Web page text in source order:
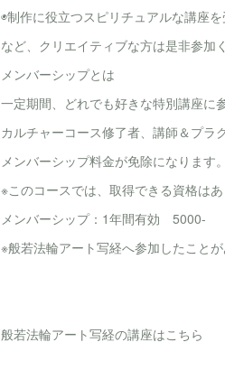
◉制作に役立つスピリチュアルな講座
など、クリエイティブな方は是非参加
メンバーシップとは
一定期間、どれでも好きな特別講座に
カルチャーコース修了者、講師＆プラ
メンバーシップ料金が免除になります。
※このコースでは、取得できる資格はあ
メンバーシップ：1年間有効 5000-
※般若法輪アート写経へ参加したこと
般若法輪アート写経の講座はこちら